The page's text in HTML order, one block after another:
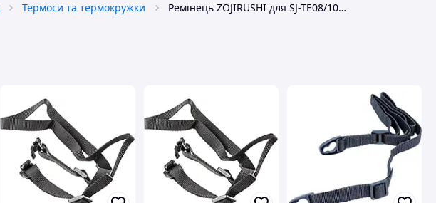
Термоси та термокружки Ремінець ZOJIRUSHI для SJ-TE08/10 Чорний